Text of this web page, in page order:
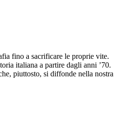
fino a sacrificare le proprie vite.
italiana a partire dagli anni ’70.
piuttosto, si diffonde nella nostra